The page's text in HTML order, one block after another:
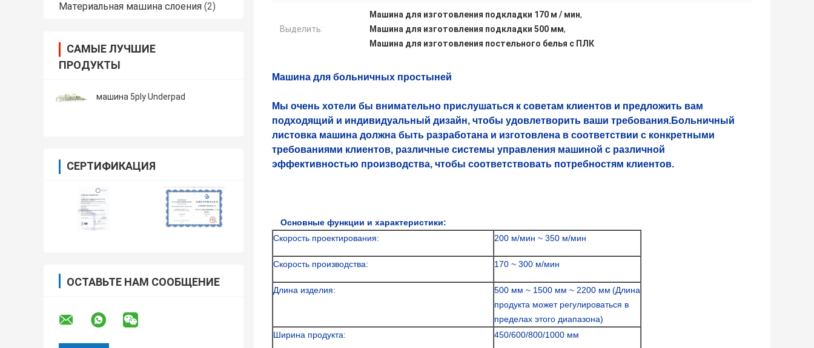
Материальная машина слоения (2)
САМЫЕ ЛУЧШИЕ
ПРОДУКТЫ
машина 5ply Underpad
СЕРТИФИКАЦИЯ
ОСТАВЬТЕ НАМ СООБЩЕНИЕ
Выделить:
Машина для изготовления подкладки 170 м / мин,
Машина для изготовления подкладки 500 мм,
Машина для изготовления постельного белья с ПЛК
Машина для больничных простыней
Мы очень хотели бы внимательно прислушаться к советам клиентов и предложить вам
подходящий и индивидуальный дизайн, чтобы удовлетворить ваши требования.Больничный
листовка машина должна быть разработана и изготовлена в соответствии с конкретными
требованиями клиентов, различные системы управления машиной с различной
эффективностью производства, чтобы соответствовать потребностям клиентов.
Основные функции и характеристики:
Скорость проектирования:
200 м/мин ~ 350 м/мин
Скорость производства: 170 ~ 300 м/мин
Длина изделия: 500 мм ~ 1500 мм ~ 2200 мм (Длина
продукта может регулироваться в
пределах этого диапазона)
Ширина продукта:
450/600/800/1000 мм